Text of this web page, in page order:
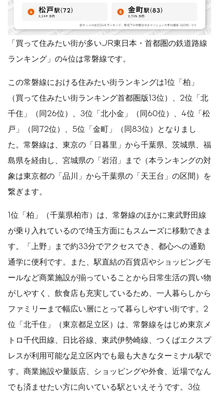
「買って住みたい街が多いJR東日本・首都圏の鉄道路線
ランキング」の4位は常磐線です。
この常磐線における住みたい街ランキングは1位「柏」
（買って住みたい街ランキング首都圏版13位）、2位「北
千住」（同26位）、3位「北小金」（同60位）、4位「松
戸」（同72位）、5位「金町」（同83位）となりまし
た。常磐線は、東京の「日暮里」から千葉県、茨城県、福
島県を経由し、宮城県の「岩沼」まで（本ランキングの対
象は東京都の「品川」から千葉県の「天王台」の区間）を
繋ぎます。
1位「柏」（千葉県柏市）は、常磐線のほかに東武野田線
が乗り入れているので埼玉方面にもスムーズに移動できま
す。「上野」まで約33分でアクセスでき、都心への通勤
通学に便利です。また、駅直結の百貨店やショッピングモ
ールなど商業施設が揃っていることから日常生活の買い物
がしやすく、飲食店も充実しているため、一人暮らしから
ファミリーまで幅広い層にとって暮らしやすい街です。2
位「北千住」（東京都足立区）は、常磐線をはじめ東京メ
トロ千代田線、日比谷線、東武伊勢崎線、つくばエクスプ
レスが利用可能な足立区内でも最も大きなターミナル駅で
す。商業施設や量販店、ショッピングや外食、近場でなん
でも済ませたい方に向いている駅といえそうです。3位